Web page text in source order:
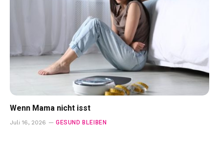
Wenn Mama nicht isst
Juli 16, 2026 GESUND BLEIBEN